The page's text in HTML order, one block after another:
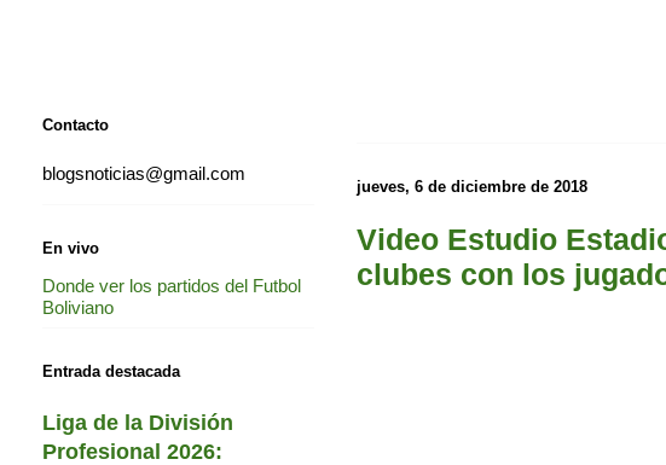
jueves, 6 de diciembre de 2018
Video Estudio
clubes con los
Contacto
blogsnoticias@gmail.com
En vivo
Donde ver los partidos del Futbol
Boliviano
Entrada destacada
Liga de la División
Profesional 2026: